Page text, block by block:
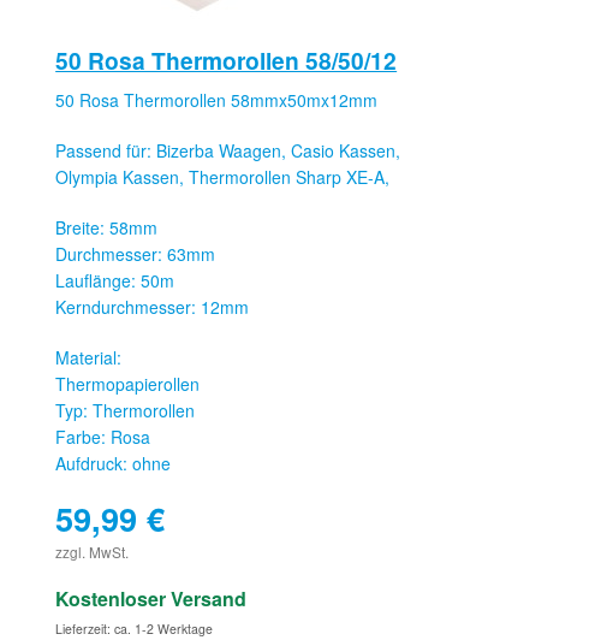
50 Rosa Thermorollen 58/50/12
50 Rosa Thermorollen 58mmx50mx12mm
Passend für: Bizerba Waagen, Casio Kassen,
Olympia Kassen, Thermorollen Sharp XE-A,
Breite: 58mm
Durchmesser: 63mm
Lauflänge: 50m
Kerndurchmesser: 12mm
Material:
Thermopapierollen
Typ: Thermorollen
Farbe: Rosa
Aufdruck: ohne
59,99€
zzgl. MwSt.
Kostenloser Versand
Lieferzeit: ca. 1-2 Werktage